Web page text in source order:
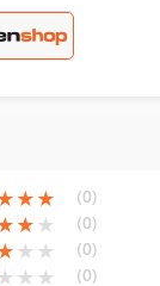
(*)
★(*)
★ (0)
(*)
★( )
★ (0)
( )
★ ( )
★ (0)
) ( )
★ ( )
★ (0)